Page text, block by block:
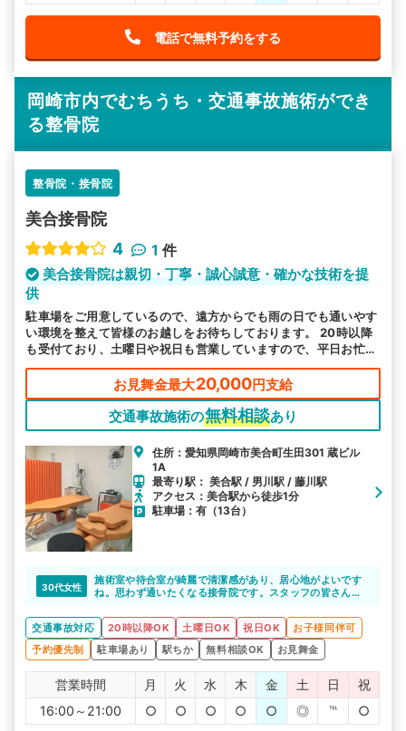
電話で無料予約をする
岡崎市内でむちうち・交通事故施術ができ
る整骨院
整骨院・接骨院
美合接骨院
4
1 件
美合接骨院は親切・丁寧・誠心誠意・確かな技術を提
供
駐車場をご用意しているので、遠方からでも雨の日でも通いやす
い環境を整えて皆様のお越しをお待ちしております。 20時以降
も受付ており、土曜日や祝日も営業していますので、平日お忙し
い方も安心してお越しください。
お見舞金最大20,000円支給
交通事故施術の無料相談あり
住所：愛知県岡崎市美合町生田301 蔵ビル
1A
最寄り駅： 美合駅 / 男川駅 / 藤川駅
アクセス：美合駅から徒歩1分
駐車場：有（13台）
30代女性
施術室や待合室が綺麗で清潔感があり、居心地がよいです
ね。思わず通いたくなる接骨院です。スタッフの皆さんも
できると思います。
交通事故対応 20時以降OK 土曜日OK 祝日OK
お子様同伴可
予約優先制
駐車場あり 駅ちか 無料相談OK お見舞金
営業時間 月 火 水 木 金 土 日
祝
16:00～21:00
○ ○ ○ ○ ○ ◎ ℡ ○